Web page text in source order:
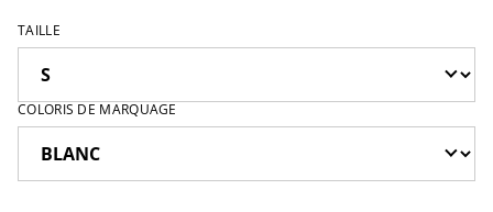
TAILLE
COLORIS DE MARQUAGE